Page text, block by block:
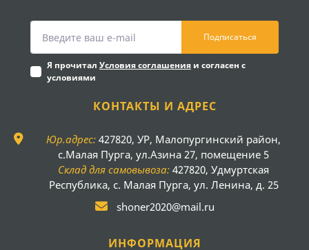
Подписаться
Я прочитал Условия соглашения и согласен с
условиями
КОНТАКТЫ И АДРЕС
Юр.адрес: 427820, УР, Малопургинский район,
с.Малая Пурга, ул.Азина 27, помещение 5
Склад для самовывоза: 427820, Удмуртская
Республика, с. Малая Пурга, ул. Ленина, д. 25
shoner2020@mail.ru
ИНФОРМАЦИЯ